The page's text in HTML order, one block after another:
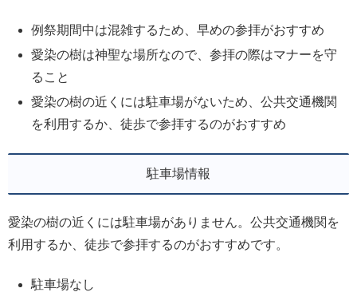
例祭期間中は混雑するため、早めの参拝がおすすめ
愛染の樹は神聖な場所なので、参拝の際はマナーを守
ること
愛染の樹の近くには駐車場がないため、公共交通機関
を利用するか、徒歩で参拝するのがおすすめ
駐車場情報
愛染の樹の近くには駐車場がありません。公共交通機関を
利用するか、徒歩で参拝するのがおすすめです。
駐車場なし